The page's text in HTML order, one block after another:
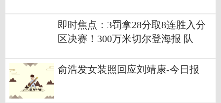
即时焦点：3罚拿28分取8连胜入分
区决赛！300万米切尔登海报 队
俞浩发女装照回应刘靖康-今日报